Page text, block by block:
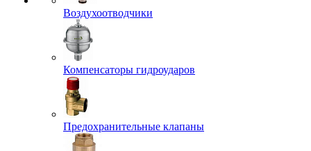
Воздухоотводчики
Компенсаторы гидроударов
Предохранительные клапаны